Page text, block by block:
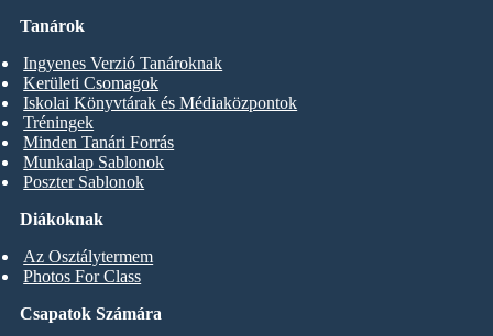
Diákoknak
Az Osztálytermem
Photos For Class
Tanárok
Ingyenes Verzió Tanároknak
Kerületi Csomagok
Iskolai Könyvtárak és Médiaközpontok
Tréningek
Minden Tanári Forrás
Munkalap Sablonok
Poszter Sablonok
Csapatok Számára